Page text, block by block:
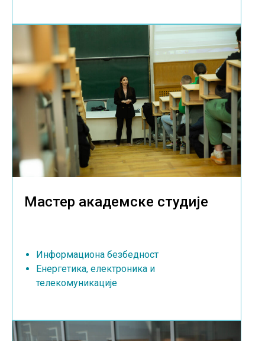
Мастер академске студије
Информациона безбедност
Енергетика, електроника и
телекомуникације